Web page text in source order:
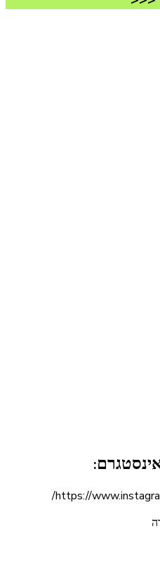
https://